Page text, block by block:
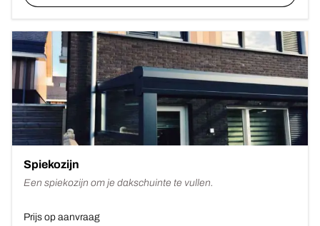
Spiekozijn
Een spiekozijn om je dakschuinte te vullen.
Prijs op aanvraag